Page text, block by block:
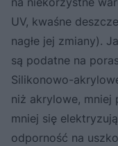
UV, kwaśne
nagłe jej zmiany).
są podatne na
Silikonowo-
niż akrylowe, mniej
mniej się
odporność na